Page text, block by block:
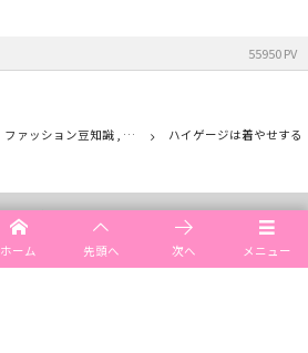
55950 PV
ファッション豆知識 , … ハイゲージは着やせする
メニュー
ご予約空き情報 メニュー
ホーム 先頭へ 次へ